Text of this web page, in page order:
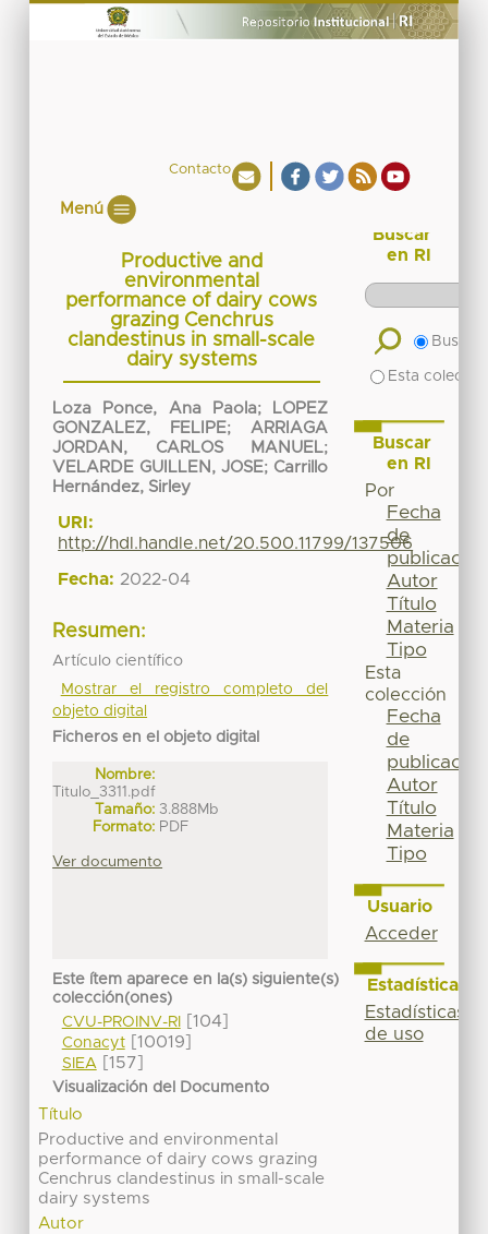
Contacto
Menú
Productive and
environmental
performance of dairy cows
grazing Cenchrus
clandestinus in small-scale
dairy systems
Loza Ponce, Ana Paola;
LOPEZ
GONZALEZ, FELIPE;ARRIAGA
JORDAN, CARLOS MANUEL;
VELARDE GUILLEN, JOSE; Carrillo
Hernández, Sirley
URI:
http://hdl.handle.net/20.500.11799/137506
Fecha: 2022-04
Resumen:
Artículo científico
Mostrar el registro completo del
objeto digital
Ficheros en el objeto digital
Nombre:
Titulo_3311.pdf
Tamaño: 3.888Mb
Formato: PDF
Ver documento
Este ítem aparece en la(s) siguiente(s)
colección(ones)
CVU-PROINV-RI[104]
Conacyt[10019]
SIEA[157]
Visualización del Documento
Título
Productive and environmental
performance of dairy cows grazing
Cenchrus clandestinus in small-scale
dairy systems
Autor
Buscar
en RI
Buscar
Esta
Buscar
en RI
Por
Fecha
de
publicación
Autor
Título
Materia
Tipo
Esta
colección
Fecha
de
publicación
Autor
Título
Materia
Tipo
Usuario
Acceder
Estadísticas
Estadísticas
de uso